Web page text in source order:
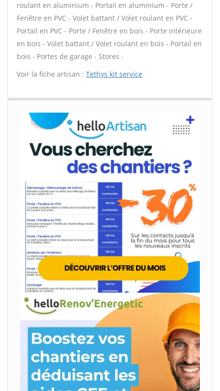
roulant en aluminium - Portail en aluminium - Porte /
Fenêtre en PVC - Volet battant / Volet roulant en PVC -
Portail en PVC - Porte / Fenêtre en bois - Porte intérieure
en bois - Volet battant / Volet roulant en bois - Portail en
bois - Portes de garage - Stores -
Voir la fiche artisan : Tethys kit service